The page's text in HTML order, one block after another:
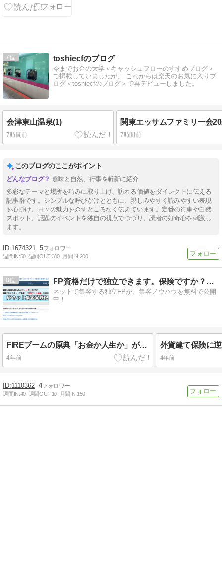
7 toshiecfのブログ
今までお金の大学＜キャッシュフローのすすめブログ＞
で掲載していましたが、 これからは楽天のお気に入りブ
ログ＜toshiecfのブログ＞で再デビューしました。
会津東山温泉(1)
7時間前 7時間前
このブログのここがポイント
趣味と自然、行事を斬新に紹介
多彩なテーマと場所を巧みに取り上げ、訪れる価値をダイレクトに伝える
記事群です。シンプルな呼びかけとともに、親しみやすく読みやすい表現
を心掛け、日々の魅力を余すところなく伝えています。定番の行事や自然
スポット、話題のイベントを独自の視点でつづり、読者の好奇心を刺激し
ます。
1674321 5
週間IN:50 週間OUT:380 月間IN:200
8 FP資格だけで独立できます。保険ですか？募集してません。
ネットで集客する独立FPが、集客ノウハウを無料で公開
中！
FIREブームの原典「お金か人生か」が暴く「現代の病」とは
4年前 4年前
1110362 4
週間IN:40 週間OUT:10 月間IN:150